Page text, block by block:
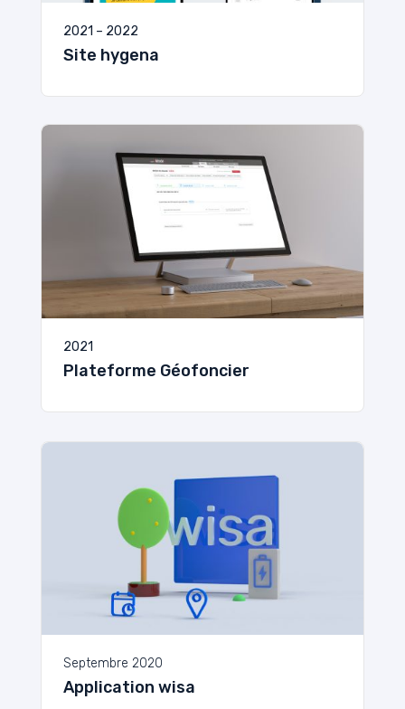
2021 – 2022
Site hygena
2021
Plateforme Géofoncier
Septembre 2020
Application wisa